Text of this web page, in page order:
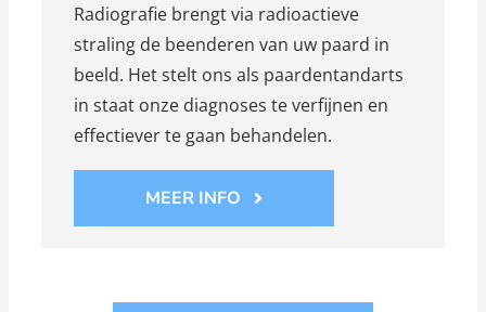
Radiografie brengt via radioactieve
straling de beenderen van uw paard in
beeld. Het stelt ons als paardentandarts
in staat onze diagnoses te verfijnen en
effectiever te gaan behandelen.
MEER INFO